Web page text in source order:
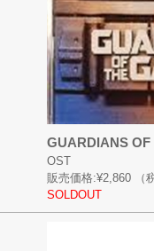
GUARDIANS
OST
販売価格:¥2,860
（
SOLDOUT